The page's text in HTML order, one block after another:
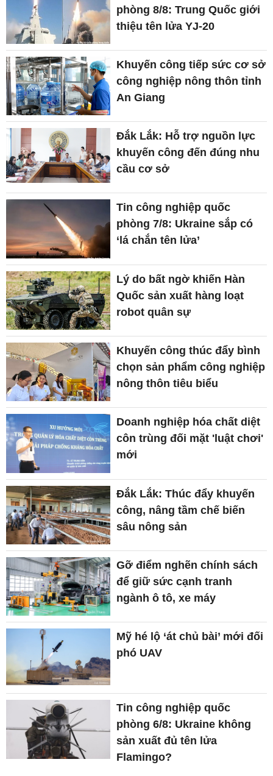
phòng 8/8: Trung Quốc giới
thiệu tên lửa YJ-20
Khuyến công tiếp sức cơ sở
công nghiệp nông thôn tỉnh
An Giang
Đắk Lắk: Hỗ trợ nguồn lực
khuyến công đến đúng nhu
cầu cơ sở
Tin công nghiệp quốc
phòng 7/8: Ukraine sắp có
‘lá chắn tên lửa’
Lý do bất ngờ khiến Hàn
Quốc sản xuất hàng loạt
robot quân sự
Khuyến công thúc đẩy bình
chọn sản phẩm công nghiệp
nông thôn tiêu biểu
Doanh nghiệp hóa chất diệt
côn trùng đối mặt 'luật chơi'
mới
Đắk Lắk: Thúc đẩy khuyến
công, nâng tầm chế biến
sâu nông sản
Gỡ điểm nghẽn chính sách
để giữ sức cạnh tranh
ngành ô tô, xe máy
Mỹ hé lộ ‘át chủ bài’ mới đối
phó UAV
Tin công nghiệp quốc
phòng 6/8: Ukraine không
sản xuất đủ tên lửa
Flamingo?